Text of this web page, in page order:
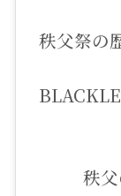
秩父祭の
秩